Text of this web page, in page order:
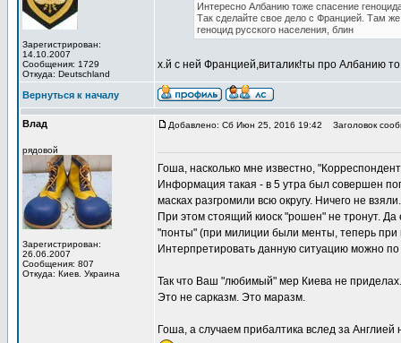
Зарегистрирован:
14.10.2007
Сообщения: 1729
Откуда: Deutschland
Интересно Албанию тоже спасение
Так сделайте свое дело с Францией. Там
геноцид русского населения, блин
х.й с ней Францией,виталик!ты про Албанию
Вернуться к началу
Влад
рядовой
Зарегистрирован:
26.06.2007
Сообщения: 807
Откуда: Киев. Украина
Добавлено: Сб Июн 25, 2016 19:42 Заголовок
Гоша, насколько мне известно,
Информация такая - в 5 утра был совершен
масках разгромили всю округу. Ничего не
При этом стоящий киоск "рошен" не тронут.
"понты" (при милиции были менты, теперь при
Интерпретировать данную ситуацию можно по
Так что Ваш "любимый" мер Киева не приделах.
Это не сарказм. Это маразм.
Гоша, а случаем прибалтика вслед за